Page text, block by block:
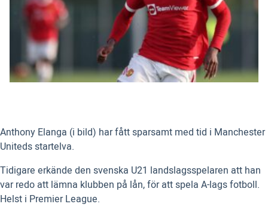
Anthony Elanga (i bild) har fått sparsamt med tid i Manchester
Uniteds startelva.
Tidigare erkände den svenska U21 landslagsspelaren att han
var redo att lämna klubben på lån, för att spela A-lags fotboll.
Helst i Premier League.